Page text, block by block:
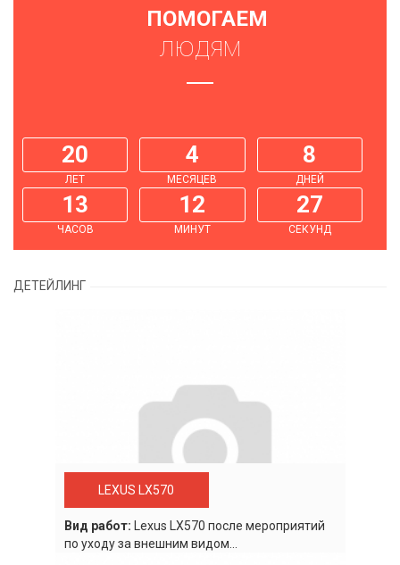
ПОМОГАЕМ
ЛЮДЯМ
20
ЛЕТ
4
МЕСЯЦЕВ
8
ДНЕЙ
13
ЧАСОВ
12
МИНУТ
27
СЕКУНД
ДЕТЕЙЛИНГ
LEXUS LX570
Вид работ: Lexus LХ570 после мероприятий
по уходу за внешним видом...